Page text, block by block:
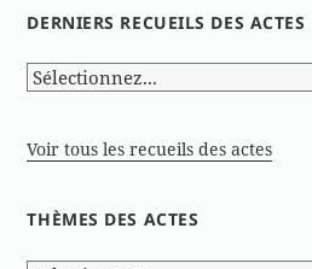
DERNIERS RECUEILS DES ACTES
Voir tous les recueils des actes
THÈMES DES ACTES